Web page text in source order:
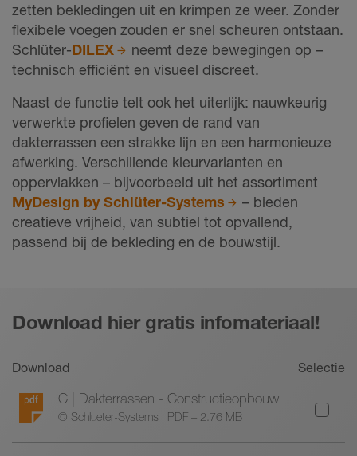
zetten bekledingen uit en krimpen ze weer. Zonder
flexibele voegen zouden er snel scheuren ontstaan.
Schlüter-DILEX
neemt deze bewegingen op –
technisch efficiënt en visueel discreet.
Naast de functie telt ook het uiterlijk: nauwkeurig
verwerkte profielen geven de rand van
dakterrassen een strakke lijn en een harmonieuze
afwerking. Verschillende kleurvarianten en
oppervlakken – bijvoorbeeld uit het assortiment
MyDesign by Schlüter-Systems
– bieden
creatieve vrijheid, van subtiel tot opvallend,
passend bij de bekleding en de bouwstijl.
Download hier gratis infomateriaal!
Download
Selectie
C | Dakterrassen - Constructieopbouw
© Schlueter-Systems | PDF – 2.76 MB